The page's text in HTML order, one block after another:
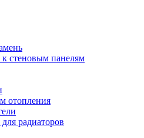
стеновым панелям
отопления
радиаторов